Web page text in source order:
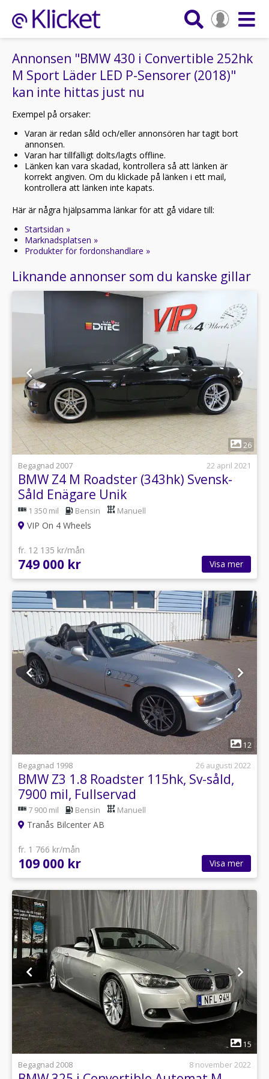
Annonsen "BMW 430 i Convertible 252hk
M Sport Läder LED P-Sensorer (2018)"
kan inte hittas just nu
Exempel på orsaker:
Varan är redan såld och/eller annonsören har tagit bort
annonsen.
Varan har tillfälligt dolts/lagts offline.
Länken kan vara skadad, kontrollera så att länken är
korrekt angiven. Om du klickade på länken i ett mail,
kontrollera att länken inte kapats.
Här är några hjälpsamma länkar för att gå vidare till:
Startsidan »
Marknadsplatsen »
Produkter för fordonshandlare »
Liknande annonser som du kanske gillar
1
26
Begagnad 2007
22 april 2021
BMW Z4 M Roadster (343hk) Svensk-
Såld Enägare Unik
1 350 mil Bensin Manuell
VIP On 4 Wheels
fr. 12 135 kr/mån
749 000 kr Visa mer
1
12
Begagnad 1998
26 augusti 2022
BMW Z3 1.8 Roadster 115hk, Sv-såld,
7900 mil, Fullservad
7 900 mil Bensin Manuell
Tranås Bilcenter AB
fr. 1 766 kr/mån
109 000 kr Visa mer
1
15
Begagnad 2008
8 november 2022